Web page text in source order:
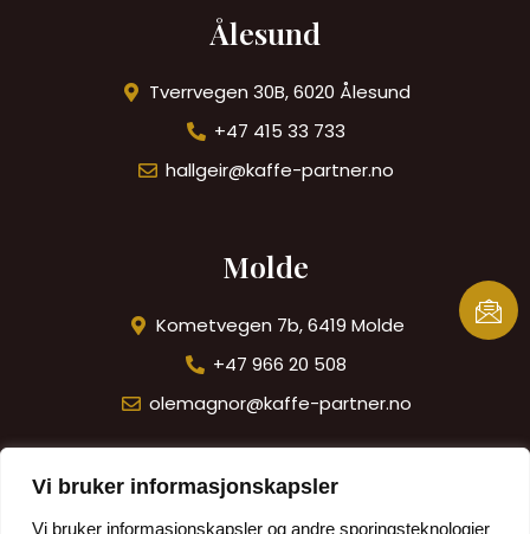
Vi bruker informasjonskapsler
Vi bruker informasjonskapsler og andre sporingsteknologier
Ålesund
Tverrvegen 30B, 6020 Ålesund
+47 415 33 733
hallgeir@kaffe-partner.no
Molde
Kometvegen 7b, 6419 Molde
+47 966 20 508
olemagnor@kaffe-partner.no
Trondheim